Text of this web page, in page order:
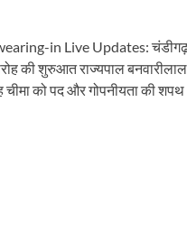
in Live Updates:
की शुरुआत राज्यपाल बनवारीलाल
चीमा को पद और गोपनीयता की शपथ